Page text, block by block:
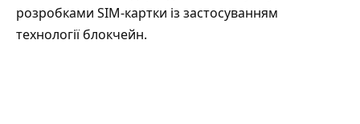
розробками SIM-картки із застосуванням
технології блокчейн.